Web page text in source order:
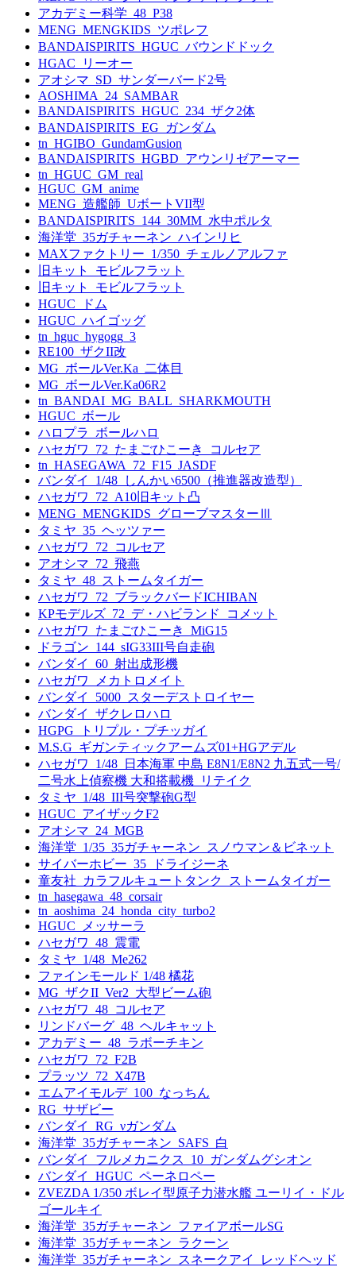
アカデミー科学_48_P38
MENG_MENGKIDS_ツポレフ
BANDAISPIRITS_HGUC_バウンドドック
HGAC_リーオー
アオシマ_SD_サンダーバード2号
AOSHIMA_24_SAMBAR
BANDAISPIRITS_HGUC_234_ザク2体
BANDAISPIRITS_EG_ガンダム
tn_HGIBO_GundamGusion
BANDAISPIRITS_HGBD_アウンリゼアーマー
tn_HGUC_GM_real
HGUC_GM_anime
MENG_造艦師_UボートVII型
BANDAISPIRITS_144_30MM_水中ポルタ
海洋堂_35ガチャーネン_ハインリヒ
MAXファクトリー_1/350_チェルノアルファ
旧キット_モビルフラット
旧キット_モビルフラット
HGUC_ドム
HGUC_ハイゴッグ
tn_hguc_hygogg_3
RE100_ザクII改
MG_ボールVer.Ka_二体目
MG_ボールVer.Ka06R2
tn_BANDAI_MG_BALL_SHARKMOUTH
HGUC_ボール
ハロプラ_ボールハロ
ハセガワ_72_たまごひこーき_コルセア
tn_HASEGAWA_72_F15_JASDF
バンダイ_1/48_しんかい6500（推進器改造型）
ハセガワ_72_A10旧キット凸
MENG_MENGKIDS_グローブマスターⅢ
タミヤ_35_ヘッツァー
ハセガワ_72_コルセア
アオシマ_72_飛燕
タミヤ_48_ストームタイガー
ハセガワ_72_ブラックバードICHIBAN
KPモデルズ_72_デ・ハビランド_コメット
ハセガワ_たまごひこーき_MiG15
ドラゴン_144_sIG33III号自走砲
バンダイ_60_射出成形機
ハセガワ_メカトロメイト
バンダイ_5000_スターデストロイヤー
バンダイ_ザクレロハロ
HGPG_トリプル・プチッガイ
M.S.G_ギガンティックアームズ01+HGアデル
ハセガワ_1/48_日本海軍 中島 E8N1/E8N2 九五式一号/
二号水上偵察機 大和搭載機_リテイク
タミヤ_1/48_III号突撃砲G型
HGUC_アイザックF2
アオシマ_24_MGB
海洋堂_1/35_35ガチャーネン_スノウマン＆ビネット
サイバーホビー_35_ドライジーネ
童友社_カラフルキュートタンク_ストームタイガー
tn_hasegawa_48_corsair
tn_aoshima_24_honda_city_turbo2
HGUC_メッサーラ
ハセガワ_48_震電
タミヤ_1/48_Me262
ファインモールド 1/48 橘花
MG_ザクII_Ver2_大型ビーム砲
ハセガワ_48_コルセア
リンドバーグ_48_ヘルキャット
アカデミー_48_ラボーチキン
ハセガワ_72_F2B
プラッツ_72_X47B
エムアイモルデ_100_なっちん
RG_サザビー
バンダイ_RG_νガンダム
海洋堂_35ガチャーネン_SAFS_白
バンダイ_フルメカニクス_10_ガンダムグシオン
バンダイ_HGUC_ペーネロペー
ZVEZDA 1/350 ボレイ型原子力潜水艦 ユーリイ・ドル
ゴールキイ
海洋堂_35ガチャーネン_ファイアボールSG
海洋堂_35ガチャーネン_ラクーン
海洋堂_35ガチャーネン_スネークアイ_レッドヘッド